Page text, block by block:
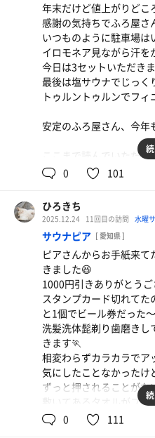
ビーフペッパーライス
ジュージュー焼いてう
年末だけど値上がりどこ
感謝の気持ちでふろ屋さ
いつものように駐車場は
イロモネア見ながら汗
今日は3セットいただき
最後は塩サウナでじっく
トゥルントゥルンでフ
安定のふろ屋さん、今
ここまで読んでいただ
た😄 0 101
ひろきち
2025.12.24 11回目の訪問 水曜
サウナピア [ 愛知県 ]
ピアさんからお手紙来
きました😆
1000円引きありがとうご
スタンプカード切れて
と1個でビール券だった
洗髪洗体髭剃り歯磨きし
きます🏃
相変わらずカラカラでア
気にしたことなかったけ
ずっと押されることがな
敷いてあるタオルがフ
心😊 0 111